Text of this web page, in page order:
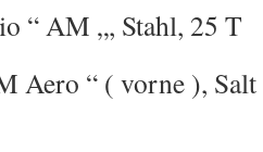
“ AM „, Stahl, 25 T
Aero “ ( vorne ),